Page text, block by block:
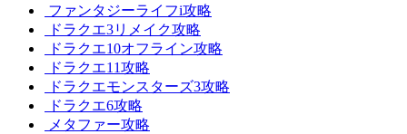
ファンタジーライフi攻略
ドラクエ3リメイク攻略
ドラクエ10オフライン攻略
ドラクエ11攻略
ドラクエモンスターズ3攻略
ドラクエ6攻略
メタファー攻略